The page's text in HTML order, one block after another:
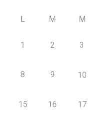
L M M
1 2 3
8 9 10
15 16 17